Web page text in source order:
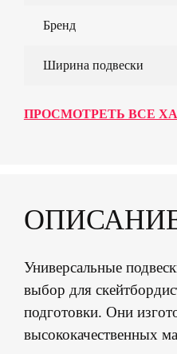
Бренд
Ширина подвески
ПРОСМОТРЕТЬ ВСЕ
Универсальные
выбор для
подготовки. Они
высококачественных